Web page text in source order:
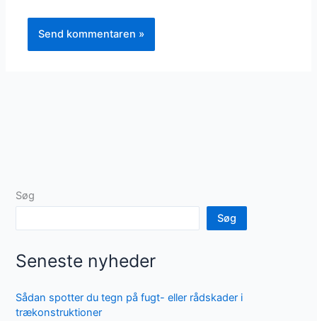
Søg
Søg
Seneste nyheder
Sådan spotter du tegn på fugt- eller rådskader i
trækonstruktioner